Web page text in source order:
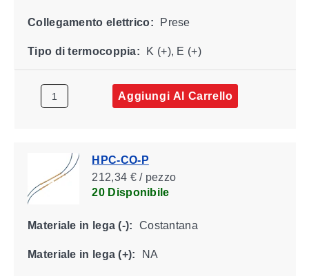
Collegamento elettrico: Prese
Tipo di termocoppia: K (+), E (+)
Aggiungi Al Carrello
HPC-CO-P
212,34 € / pezzo
20 Disponibile
Materiale in lega (-): Costantana
Materiale in lega (+): NA